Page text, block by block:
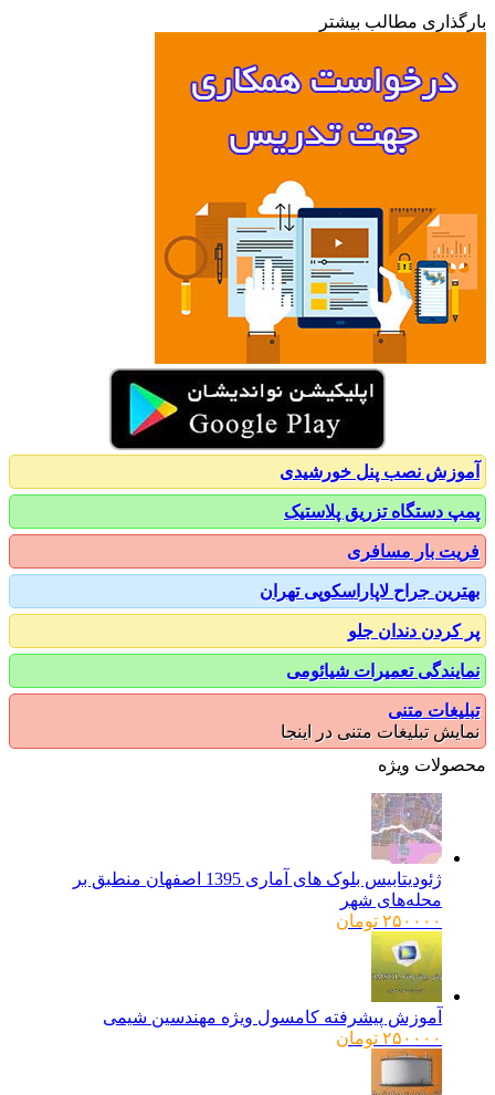
مطالب بیشتر
نصب پنل خورشیدی
دستگاه تزریق پلاستیک
بار مسافری
جراح لاپاراسکوپی تهران
دندان جلو
تعمیرات شیائومی
متنی
تبلیغات متنی در اینجا
ویژه
ژئودیتابیس بلوک های آماری 1395 اصفهان منطبق بر
محله‌های شهر
۲۵۰۰۰۰ تومان
آموزش پیشرفته کامسول ویژه مهندسین شیمی
۲۵۰۰۰۰ تومان